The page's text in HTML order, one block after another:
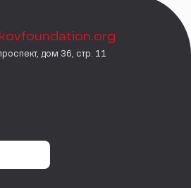
дом 36, стр. 11